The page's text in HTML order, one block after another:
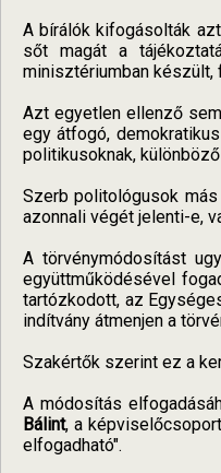
A bírálók kifogásolták
sőt magát a
minisztériumban
Azt egyetlen ellenző
egy átfogó,
politikusoknak,
Szerb politológusok
azonnali végét jelenti-e,
A törvénymódosítást
együttműködésével
tartózkodott, az
indítvány átmenjen a
Szakértők szerint ez a
A módosítás
Bálint, a
elfogadható".